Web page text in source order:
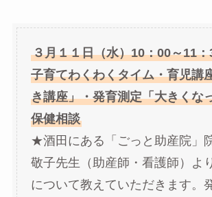
３月１１日（水）10：00～11：
子育てわくわくタイム・育児講
き講座」・発育測定「大きくな
保健相談
★酒田にある「ごっと助産院
敬子先生（助産師・看護師）よ
について教えていただきます。